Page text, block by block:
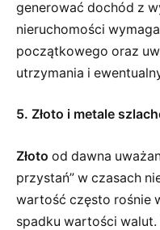
generować dochód z
nieruchomości
początkowego oraz
utrzymania i
5. Złoto i metale
Złoto od dawna
przystań” w czasach
wartość często rośnie
spadku wartości walut.